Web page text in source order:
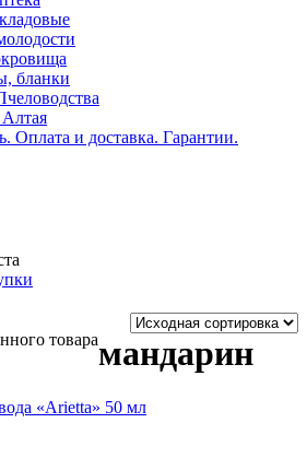
бланки
Оплата и доставка. Гарантии.
товарамандарин